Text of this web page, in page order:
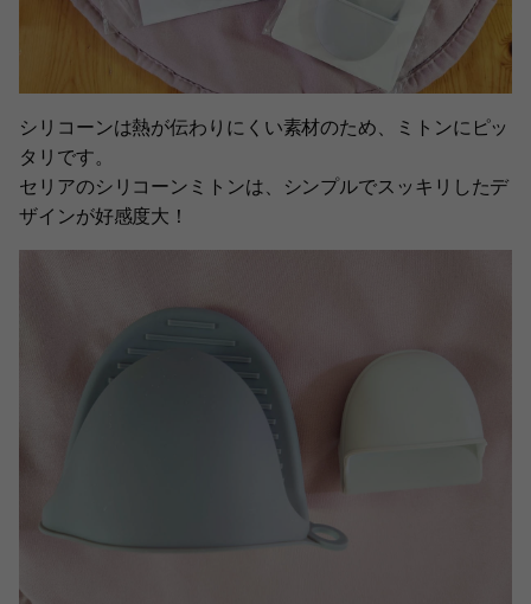
シリコーンは熱が伝わりにくい素材のため、ミトンにピッ
タリです。
セリアのシリコーンミトンは、シンプルでスッキリしたデ
ザインが好感度大！